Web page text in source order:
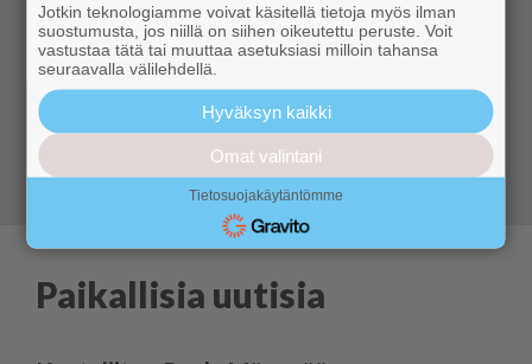
Kuukkeli tarjoaa sinulle aidosti paikallista uutisointia
ja ajanvietettä – ympärivuotisesti. Tilaa Digi-Kuukkeli
ja tiedät aina, mitä Ylläksellä tapahtuu.
Paikallisia uutisia
Jotkin teknologiamme voivat käsitellä tietoja myös ilman
suostumusta, jos niillä on siihen oikeutettu peruste. Voit
vastustaa tätä tai muuttaa asetuksiasi milloin tahansa
seuraavalla välilehdellä.
Hyväksyn kaikki
Omat valintani
Tietosuojakäytäntömme